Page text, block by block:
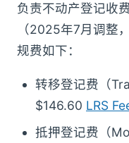
负责不动产登记收
（2025年7月调整
规费如下：
转移登记费（
$146.60 LRS
抵押登记费（